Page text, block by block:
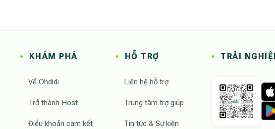
KHÁM PHÁ
Về Ohdidi
Trở thành Host
Điều khoản cam kết
HỖ TRỢ
Liên hệ hỗ trợ
Trung tâm trợ giúp
Tin tức & Sự kiện
TRẢI